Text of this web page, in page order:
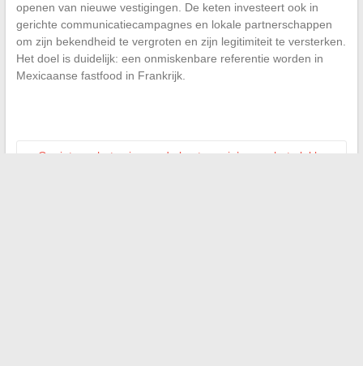
openen van nieuwe vestigingen. De keten investeert ook in
gerichte communicatiecampagnes en lokale partnerschappen
om zijn bekendheid te vergroten en zijn legitimiteit te versterken.
Het doel is duidelijk: een onmiskenbare referentie worden in
Mexicaanse fastfood in Frankrijk.
Geniet van het seizoen: de beste regio’s voor het plukken